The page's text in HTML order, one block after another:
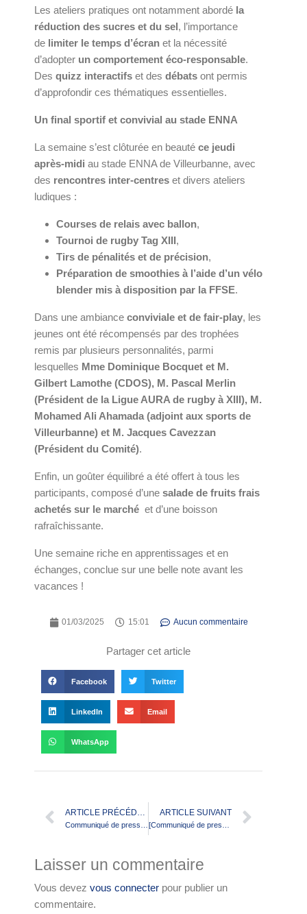
Les ateliers pratiques ont notamment abordé la
réduction des sucres et du sel, l’importance
de limiter le temps d’écran et la nécessité
d’adopter un comportement éco-responsable.
Des quizz interactifs et des débats ont permis
d’approfondir ces thématiques essentielles.
Un final sportif et convivial au stade ENNA
La semaine s’est clôturée en beauté ce jeudi
après-midi au stade ENNA de Villeurbanne, avec
des rencontres inter-centres et divers ateliers
ludiques :
Courses de relais avec ballon,
Tournoi de rugby Tag XIII,
Tirs de pénalités et de précision,
Préparation de smoothies à l’aide d’un vélo
blender mis à disposition par la FFSE.
Dans une ambiance conviviale et de fair-play, les
jeunes ont été récompensés par des trophées
remis par plusieurs personnalités, parmi
lesquelles Mme Dominique Bocquet et M.
Gilbert Lamothe (CDOS), M. Pascal Merlin
(Président de la Ligue AURA de rugby à XIII), M.
Mohamed Ali Ahamada (adjoint aux sports de
Villeurbanne) et M. Jacques Cavezzan
(Président du Comité).
Enfin, un goûter équilibré a été offert à tous les
participants, composé d’une salade de fruits frais
achetés sur le marché et d’une boisson
rafraîchissante.
Une semaine riche en apprentissages et en
échanges, conclue sur une belle note avant les
vacances !
01/03/2025 15:01 Aucun commentaire
Partager cet article
Facebook Twitter
LinkedIn Email
WhatsApp
ARTICLE PRÉCÉDENT ARTICLE SUIVANT
Laisser un commentaire
Vous devez vous connecter pour publier un
commentaire.